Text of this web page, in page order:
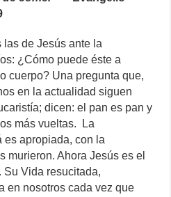
las de Jesús ante la
¿Cómo puede éste a
cuerpo? Una pregunta que,
en la actualidad siguen
dicen: el pan es pan y
más vueltas. La
es apropiada, con la
murieron. Ahora Jesús es el
Su Vida resucitada,
en nosotros cada vez que